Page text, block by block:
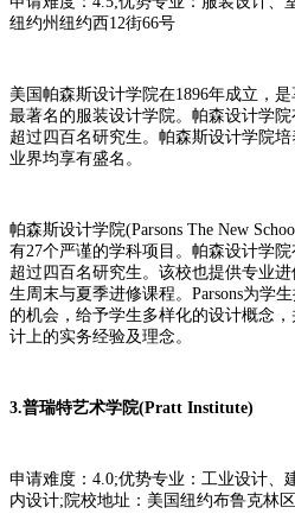
纽约州纽约西12街66号
美国帕森斯设计学院在1896年成立，
最著名的服装设计学院。帕森设计学
超过四百名研究生。帕森斯设计学院
业界均享有盛名。
帕森斯设计学院(Parsons The New
有27个严谨的学科项目。帕森设计学
超过四百名研究生。该校也提供专业
生周末与夏季进修课程。Parsons为学
的机会，给予学生多样化的设计概念
计上的实务经验及理念。
3.普瑞特艺术学院(Pratt Institute)
申请难度：4.0;优势专业：工业设计、
内设计;院校地址：美国纽约布鲁克林区